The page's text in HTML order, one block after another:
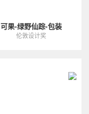
可果-绿野仙踪-包装
伦敦设计奖